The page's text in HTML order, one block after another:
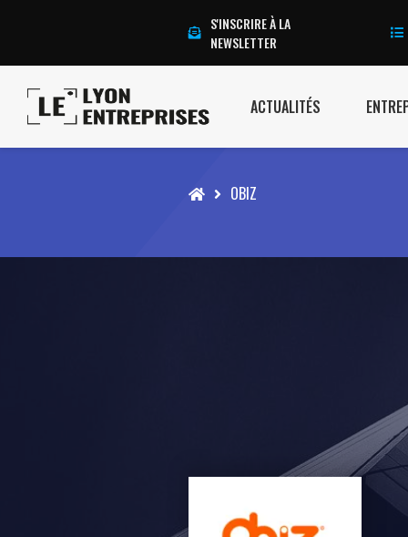
S'INSCRIRE À LA
NEWSLETTER
ACTUALITÉS
Accueil OBIZ